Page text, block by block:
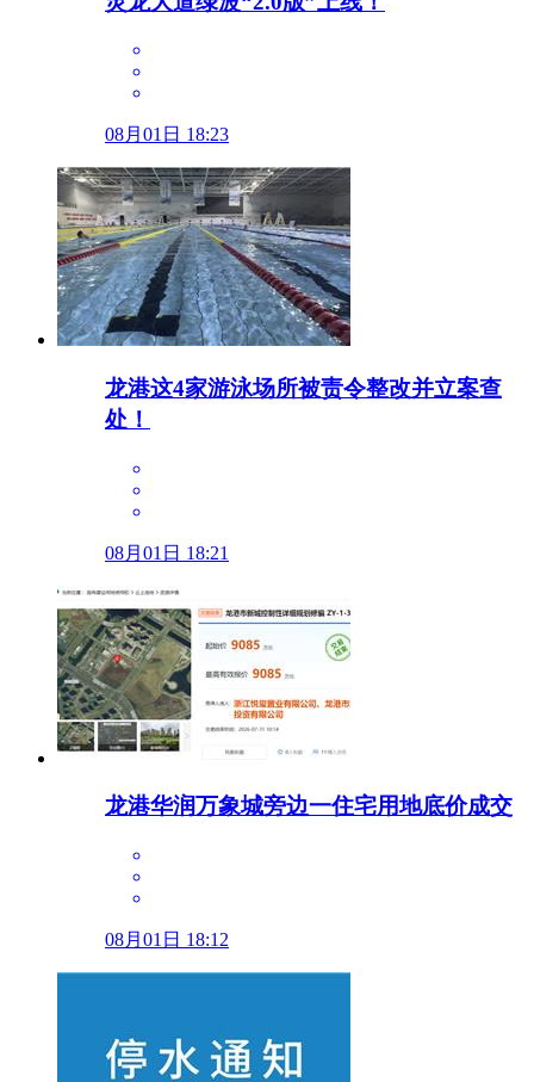
08月01日 18:23
龙港这4家游泳场所被责令整改并立案查
处！
08月01日 18:21
龙港华润万象城旁边一住宅用地底价成交
08月01日 18:12